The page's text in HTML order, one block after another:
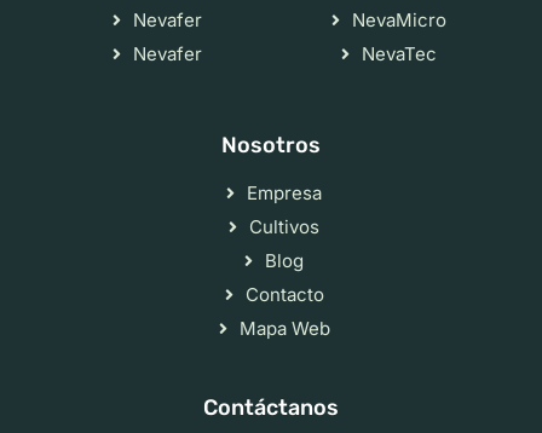
Nevafer
Nevafer
NevaMicro
NevaTec
Nosotros
Empresa
Cultivos
Blog
Contacto
Mapa Web
Contáctanos